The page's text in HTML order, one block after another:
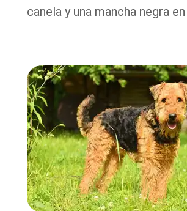
canela y una mancha negra